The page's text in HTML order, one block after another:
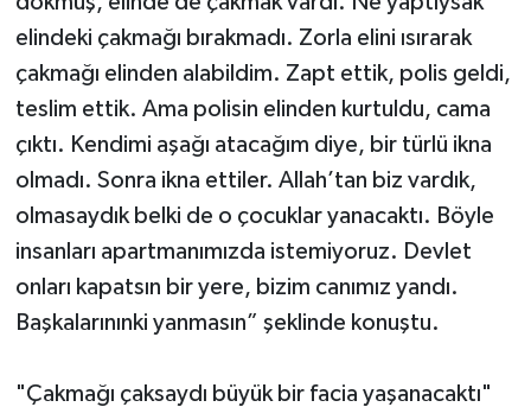
elindeki çakmağı bırakmadı. Zorla elini ısırarak
çakmağı elinden alabildim. Zapt ettik, polis geldi,
teslim ettik. Ama polisin elinden kurtuldu, cama
çıktı. Kendimi aşağı atacağım diye, bir türlü ikna
olmadı. Sonra ikna ettiler. Allah’tan biz vardık,
olmasaydık belki de o çocuklar yanacaktı. Böyle
insanları apartmanımızda istemiyoruz. Devlet
onları kapatsın bir yere, bizim canımız yandı.
Başkalarınınki yanmasın” şeklinde konuştu.
"Çakmağı çaksaydı büyük bir facia yaşanacaktı"